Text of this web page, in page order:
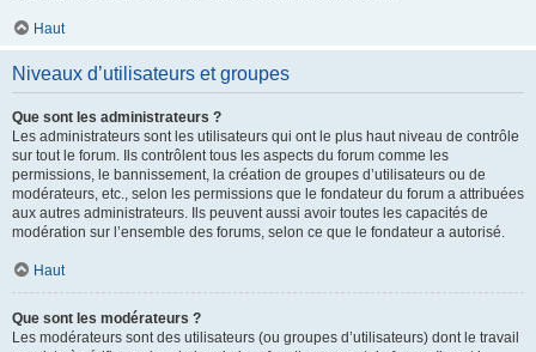
Haut
Niveaux d’utilisateurs et groupes
Que sont les administrateurs ?
Les administrateurs sont les utilisateurs qui ont le plus haut niveau de contrôle
sur tout le forum. Ils contrôlent tous les aspects du forum comme les
permissions, le bannissement, la création de groupes d’utilisateurs ou de
modérateurs, etc., selon les permissions que le fondateur du forum a attribuées
aux autres administrateurs. Ils peuvent aussi avoir toutes les capacités de
modération sur l’ensemble des forums, selon ce que le fondateur a autorisé.
Haut
Que sont les modérateurs ?
Les modérateurs sont des utilisateurs (ou groupes d’utilisateurs) dont le travail